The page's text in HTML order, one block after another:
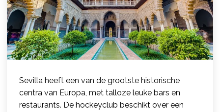
Sevilla heeft een van de grootste historische
centra van Europa, met talloze leuke bars en
restaurants. De hockeyclub beschikt over een